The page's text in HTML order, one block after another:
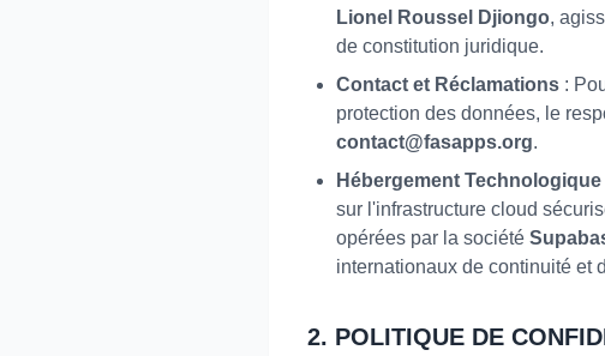
Lionel Roussel Djiongo,
de constitution juridique.
Contact et Réclamations :
protection des données, le
contact@fasapps.org.
Hébergement Technologique
sur l'infrastructure cloud
opérées par la société
internationaux de continuité et
2. POLITIQUE DE